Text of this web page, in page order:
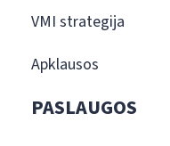
VMI strategija
Apklausos
PASLAUGOS